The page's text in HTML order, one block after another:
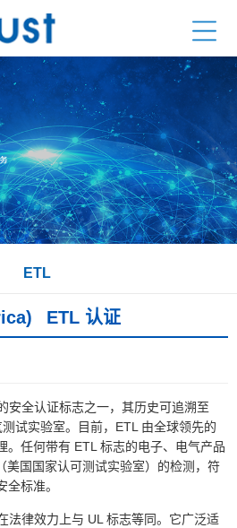
ETL
ETL 认证
安全认证标志之一，其历史可追溯至
试实验室。目前，ETL 由全球领先的
。任何带有 ETL 标志的电子、电气产品
美国国家认可测试实验室）的检测，符
标准。
法律效力上与 UL 标志等同。它广泛适